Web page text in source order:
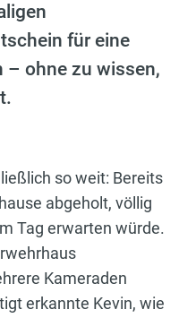
für eine
– ohne zu wissen,
so weit: Bereits
abgeholt, völlig
Tag erwarten würde.
Kameraden
erkannte Kevin, wie